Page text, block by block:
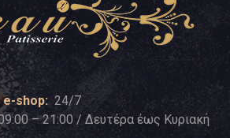
e-shop: 24/7
– 21:00 / Δευτέρα έως Κυριακή